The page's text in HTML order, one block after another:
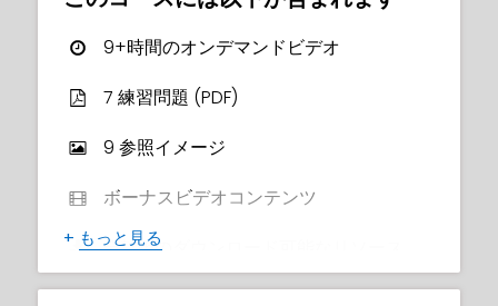
んなあなたにもぴったりです🙂 また、デビッ
ド・ロセルとゲンゾマンのアーティストによ
るアフロディーテの課題をウォーレンと同じ
ようにやるボーナスレッスンも2つ受けられま
してみてください。
期間: 1ヶ月間にわたる9時間以上のレッスン、
理論と実践課題があります。これで練習を完
了する時間が取れます！
9+時間のオンデマンドビデオ
7 練習問題 (PDF)
9 参照イメージ
ボーナスビデオコンテンツ
合計15のダウンロード可能なリソース
修了証明書
+ もっと見る